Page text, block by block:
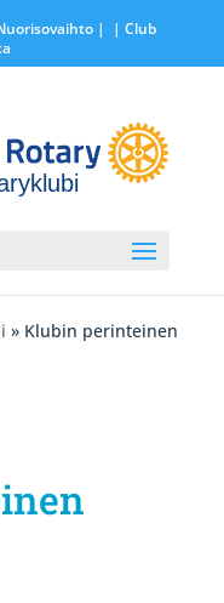
|
| Club
» Klubin perinteinen